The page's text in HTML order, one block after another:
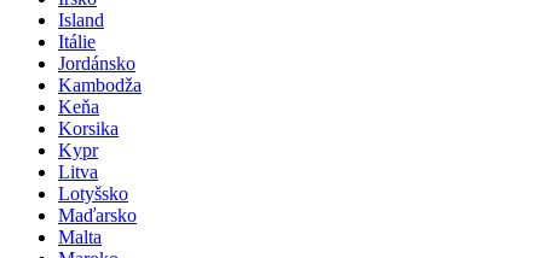
Island
Itálie
Jordánsko
Kambodža
Keňa
Korsika
Kypr
Litva
Lotyšsko
Maďarsko
Malta